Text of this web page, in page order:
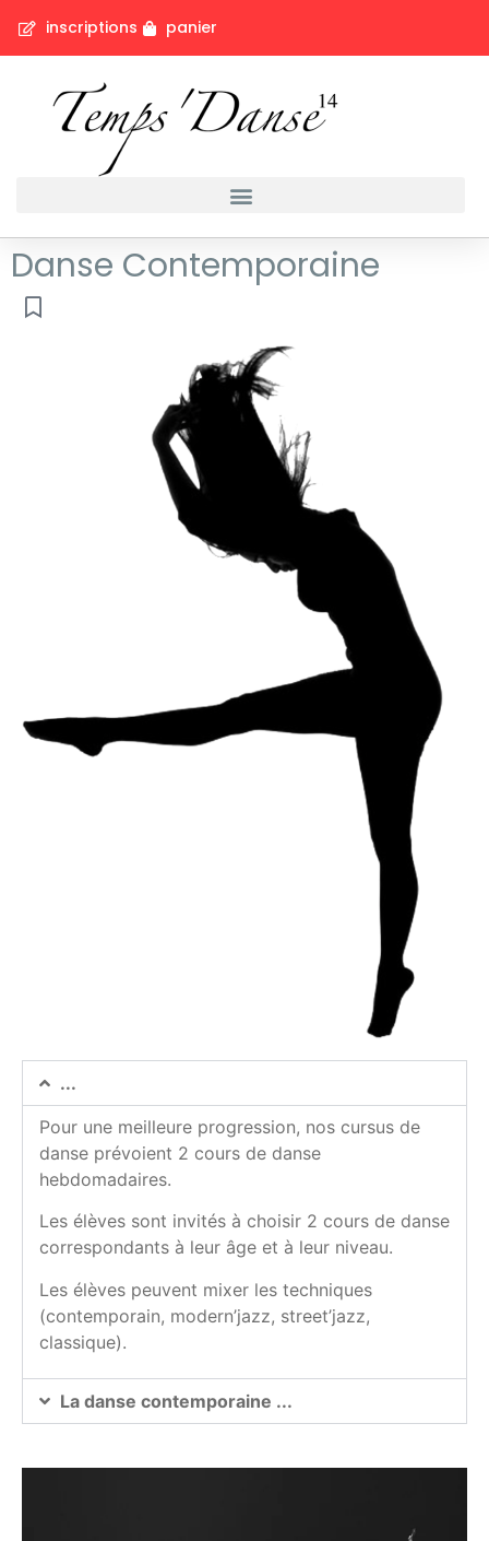
inscriptions panier
Danse Contemporaine
...
Pour une meilleure progression, nos cursus de
danse prévoient 2 cours de danse
hebdomadaires.
Les élèves sont invités à choisir 2 cours de danse
correspondants à leur âge et à leur niveau.
Les élèves peuvent mixer les techniques
(contemporain, modern’jazz, street’jazz,
classique).
La danse contemporaine ...